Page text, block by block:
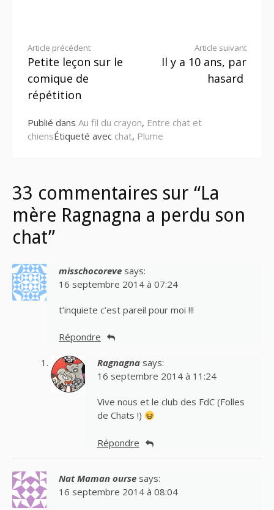
Lire
la
suite
Article précédent
Petite leçon sur le
comique de
répétition
Article suivant
Il y a 10 ans, par
hasard
Publié dans Au fil du crayon, Entre chat et
chiensÉtiqueté avec chat, Plume
33 commentaires sur “La
mère Ragnagna a perdu son
chat”
misschocoreve says:
16 septembre 2014 à 07:24
t’inquiete c’est pareil pour moi !!!
Répondre
Ragnagna says:
16 septembre 2014 à 11:24
Vive nous et le club des FdC (Folles
de Chats !)
Répondre
Nat Maman ourse says:
16 septembre 2014 à 08:04